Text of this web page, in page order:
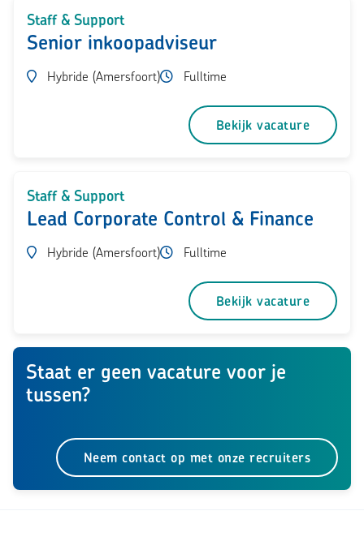
Staff & Support
Senior inkoopadviseur
Hybride (Amersfoort) Fulltime
Bekijk vacature
Staff & Support
Lead Corporate Control & Finance
Hybride (Amersfoort) Fulltime
Bekijk vacature
Staat er geen vacature voor je
tussen?
Neem contact op met onze recruiters